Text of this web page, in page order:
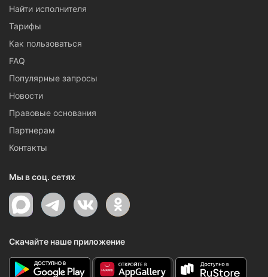
Найти исполнителя
Тарифы
Как пользоваться
FAQ
Популярные запросы
Новости
Правовые основания
Партнерам
Контакты
Мы в соц. сетях
Скачайте наше приложение